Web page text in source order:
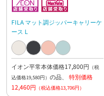
FILA マット調ジッパーキャリーケ
ース L
イオン平常本体価格17,800円 （税
込価格19,580円） の品、 特別価格
12,460円 （税込価格13,706円）